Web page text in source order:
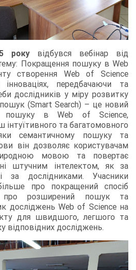
року відбувся вебінар від
Покращення пошуку в Web
створення Web of Science
передбачаючи та
дослідників у міру розвитку
(Smart Search) – це новий
пошуку в Web of Science,
інтуїтивного та багатомовного
семантичному пошуку та
він дозволяє користувачам
мовою та повертає
штучним інтелектом, як за
за дослідниками. Учасники
про покращений спосіб
розширений пошук та
досліджень Web of Science на
для швидшого, легшого та
відповідних досліджень.